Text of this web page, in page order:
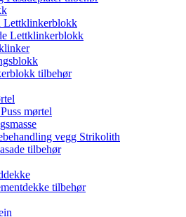
Lettklinkerblokk
Lettklinkerblokk
tilbehør
mørtel
vegg Strikolith
tilbehør
tilbehør